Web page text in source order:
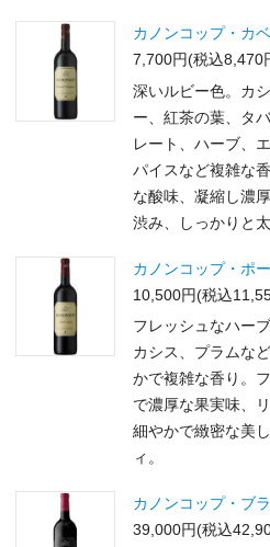
カノンコップ・カ
7,700円(税込8,470
深いルビー色。カ
ー、紅茶の葉、タ
レート、ハーブ、
パイスなど複雑な
な酸味、凝縮し濃
渋み、しっかりと
カノンコップ・ポ
10,500円(税込
フレッシュなハー
カシス、プラムな
かで複雑な香り。
で濃厚な果実味、
細やかで緻密な美
ィ。
カノンコップ・ブ
39,000円(税込